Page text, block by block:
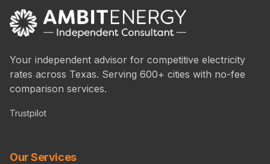
Your independent advisor for competitive electricity
rates across Texas. Serving 600+ cities with no-fee
comparison services.
Trustpilot
Our Services